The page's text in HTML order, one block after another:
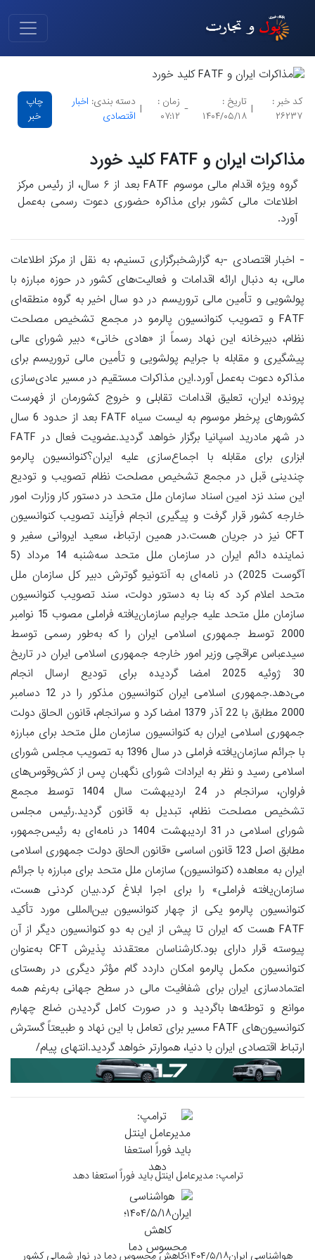
کد خبر :
۲۶۲۳۷
|
تاریخ :
۱۴۰۴/۰۵/۱۸
-
زمان :
۰۷:۱۲
|
دسته بندی: اخبار
اقتصادی
چاپ
خبر
مذاکرات ایران و FATF کلید خورد
گروه ویژه اقدام مالی موسوم FATF بعد از ۶ سال، از رئیس مرکز
اطلاعات مالی کشور برای مذاکره حضوری دعوت رسمی به‌عمل
آورد.
- اخبار اقتصادی -به گزارشخبرگزاری تسنیم، به نقل از مرکز اطلاعات
مالی، به دنبال ارائه اقدامات و فعالیت‌های کشور در حوزه مبارزه با
پولشویی و تأمین مالی تروریسم در دو سال اخیر به گروه منطقه‌ای
FATF و تصویب کنوانسیون پالرمو در مجمع تشخیص مصلحت
نظام، دبیرخانه این نهاد رسماً از «هادی خانی» دبیر شورای عالی
پیشگیری و مقابله با جرایم پولشویی و تأمین مالی تروریسم برای
مذاکره دعوت به‌عمل آورد.این مذاکرات مستقیم در مسیر عادی‌سازی
پرونده ایران، تعلیق اقدامات تقابلی و خروج کشورمان از فهرست
کشورهای پرخطر موسوم به لیست سیاه FATF بعد از حدود 6 سال
در شهر مادرید اسپانیا برگزار خواهد گردید.عضویت فعال در FATF
ابزاری برای مقابله با اجماع‌سازی علیه ایران؟کنوانسیون پالرمو
چندینی قبل در مجمع تشخیص مصلحت نظام تصویب و تودیع
این سند نزد امین اسناد سازمان ملل متحد در دستور کار وزارت امور
خارجه کشور قرار گرفت و پیگیری انجام فرآیند تصویب کنوانسیون
CFT نیز در جریان هست.در همین ارتباط، سعید ایروانی سفیر و
نماینده دائم ایران در سازمان ملل متحد سه‌شنبه 14 مرداد (5
آگوست 2025) در نامه‌ای به آنتونیو گوترش دبیر کل سازمان ملل
متحد اعلام کرد که بنا به دستور دولت، سند تصویب کنوانسیون
سازمان ملل متحد علیه جرایم سازمان‌یافته فراملی مصوب 15 نوامبر
2000 توسط جمهوری اسلامی ایران را که به‌طور رسمی توسط
سیدعباس عراقچی وزیر امور خارجه جمهوری اسلامی ایران در تاریخ
30 ژوئیه 2025 امضا گردیده برای تودیع ارسال انجام
می‌دهد.جمهوری اسلامی ایران کنوانسیون مذکور را در 12 دسامبر
2000 مطابق با 22 آذر 1379 امضا کرد و سرانجام، قانون الحاق دولت
جمهوری اسلامی ایران به کنوانسیون سازمان ملل متحد برای مبارزه
با جرائم سازمان‌یافته فراملی در سال 1396 به تصویب مجلس شورای
اسلامی رسید و نظر به ایرادات شورای نگهبان پس از کش‌وقوس‌های
فراوان، سرانجام در 24 اردیبهشت سال 1404 توسط مجمع
تشخیص مصلحت نظام، تبدیل به قانون گردید.رئیس مجلس
شورای اسلامی در 31 اردیبهشت 1404 در نامه‌ای به رئیس‌جمهور،
مطابق اصل 123 قانون اساسی «قانون الحاق دولت جمهوری اسلامی
ایران به معاهده (کنوانسیون) سازمان ملل متحد برای مبارزه با جرائم
سازمان‌یافته فراملی» را برای اجرا ابلاغ کرد.بیان کردنی هست،
کنوانسیون پالرمو یکی از چهار کنوانسیون بین‌المللی مورد تأکید
FATF هست که ایران تا پیش از این به دو کنوانسیون دیگر از آن
پیوسته قرار دارای بود.کارشناسان معتقدند پذیرش CFT به‌عنوان
کنوانسیون مکمل پالرمو امکان داردد گام مؤثر دیگری در رهستای
اعتمادسازی ایران برای شفافیت مالی در سطح جهانی به‌رغم همه
موانع و توطئه‌ها باگردید و در صورت کامل گردیدن ضلع چهارم
کنوانسیون‌های FATF مسیر برای تعامل با این نهاد و طبیعتاً گسترش
ارتباط اقتصادی ایران با دنیا، هموارتر خواهد گردید.انتهای پیام/
ترامپ: مدیرعامل اینتل باید فوراً استعفا دهد
هواشناسی ایران۱۴۰۴/۵/۱۸؛کاهش محسوس دما در نوار شمالی کشور